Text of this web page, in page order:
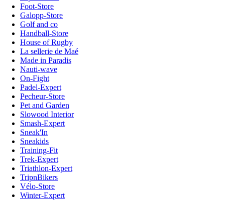
Foot-Store
Galopp-Store
Golf and co
Handball-Store
House of Rugby
La sellerie de Maé
Made in Paradis
Nauti-wave
On-Fight
Padel-Expert
Pecheur-Store
Pet and Garden
Slowood Interior
Smash-Expert
Sneak'In
Sneakids
Training-Fit
Trek-Expert
Triathlon-Expert
TripnBikers
Vélo-Store
Winter-Expert